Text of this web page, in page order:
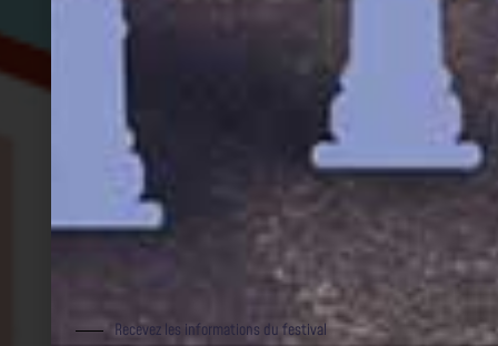
Recevez les informations du festival